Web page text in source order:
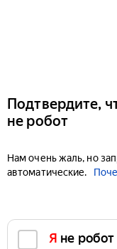
Подтвердите,
не робот
Нам очень жаль, но
автоматические.
Я не робот